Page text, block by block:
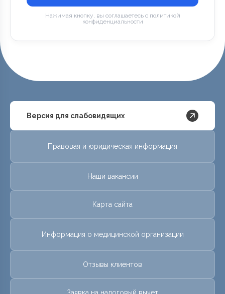
Нажимая кнопку, вы соглашаетесь с политикой
конфиденциальности
Версия для слабовидящих
Правовая и юридическая информация
Наши вакансии
Карта сайта
Информация о медицинской организации
Отзывы клиентов
Заявка на налоговый вычет